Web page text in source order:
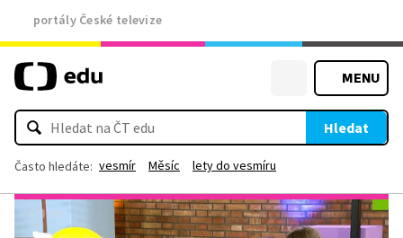
portály České televize
MENU
Hledat
Často hledáte: vesmír Měsíc lety do vesmíru